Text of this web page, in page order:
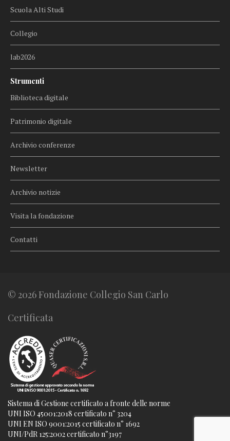
Scuola Alti Studi
Collegio
lab2026
Strumenti
Biblioteca digitale
Patrimonio digitale
Archivio conferenze
Newsletter
Archivio notizie
Visita la fondazione
Contatti
© 2026 Fondazione Collegio San Carlo
Certificata
Sistema di Gestione certificato a fronte delle norme
UNI ISO 45001:2018 certificato n° 3204
UNI EN ISO 9001:2015 certificato n° 1692
UNI/PdR 125:2002 certificato n°3197